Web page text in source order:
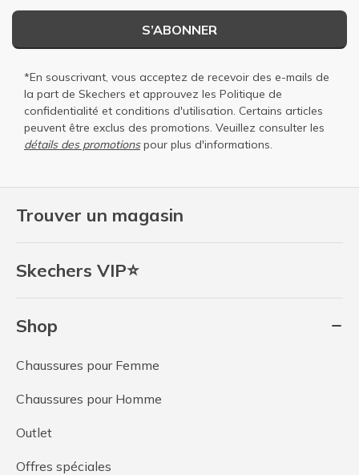
Trouver un magasin
Skechers VIP⭐
Shop
Chaussures pour Femme
Chaussures pour Homme
Outlet
Offres spéciales
S’ABONNER
*En souscrivant, vous acceptez de recevoir des e-mails de
la part de Skechers et approuvez les Politique de
confidentialité et conditions d'utilisation . Certains articles
peuvent être exclus des promotions. Veuillez consulter les
détails des promotionspour plus d'informations.